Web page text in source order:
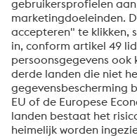
Om informatie
ontvangen, op de
evenementen en
abonnement op de
Verzenden